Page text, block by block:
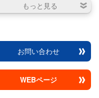
お問い合わせ
WEBページ